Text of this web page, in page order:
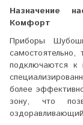
Назначение
Комфорт
Приборы
подключаются к
более
зону, что